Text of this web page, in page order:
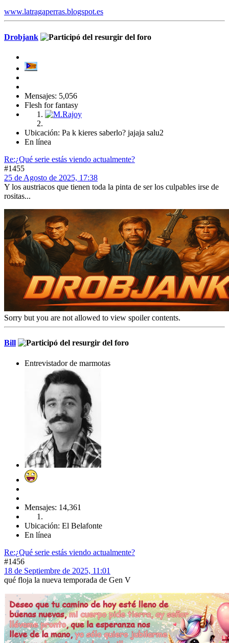
www.latragaperras.blogspot.es
Drobjank
Mensajes: 5,056
Flesh for fantasy
Ubicación: Pa k kieres saberlo? jajaja salu2
En línea
Re:¿Qué serie estás viendo actualmente?
#1455
25 de Agosto de 2025, 17:38
Y los austriacos que tienen toda la pinta de ser los culpables irse de
rositas...
Sorry but you are not allowed to view spoiler contents.
Bill
Entrevistador de marmotas
Mensajes: 14,361
Ubicación: El Belafonte
En línea
Re:¿Qué serie estás viendo actualmente?
#1456
18 de Septiembre de 2025, 11:01
qué floja la nueva temporada de Gen V